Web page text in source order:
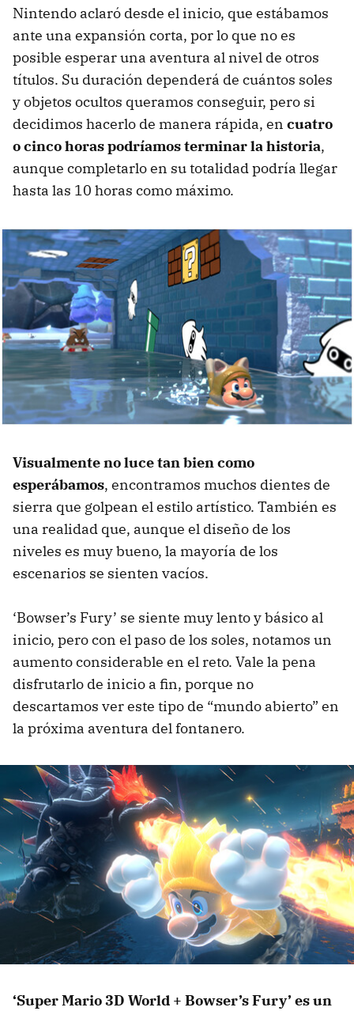
Nintendo aclaró desde el inicio, que estábamos
ante una expansión corta, por lo que no es
posible esperar una aventura al nivel de otros
títulos. Su duración dependerá de cuántos soles
y objetos ocultos queramos conseguir, pero si
decidimos hacerlo de manera rápida, en cuatro
o cinco horas podríamos terminar la historia,
aunque completarlo en su totalidad podría llegar
hasta las 10 horas como máximo.
Visualmente no luce tan bien como
esperábamos, encontramos muchos dientes de
sierra que golpean el estilo artístico. También es
una realidad que, aunque el diseño de los
niveles es muy bueno, la mayoría de los
escenarios se sienten vacíos.
‘Bowser’s Fury’ se siente muy lento y básico al
inicio, pero con el paso de los soles, notamos un
aumento considerable en el reto. Vale la pena
disfrutarlo de inicio a fin, porque no
descartamos ver este tipo de “mundo abierto” en
la próxima aventura del fontanero.
‘Super Mario 3D World + Bowser’s Fury’ es un